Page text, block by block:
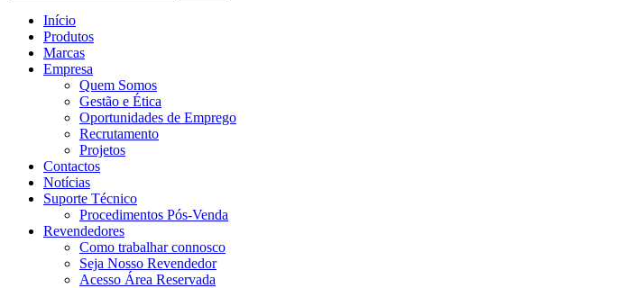
Início
Produtos
Marcas
Empresa
Quem Somos
Gestão e Ética
Oportunidades de Emprego
Recrutamento
Projetos
Contactos
Notícias
Suporte Técnico
Procedimentos Pós-Venda
Revendedores
Como trabalhar connosco
Seja Nosso Revendedor
Acesso Área Reservada